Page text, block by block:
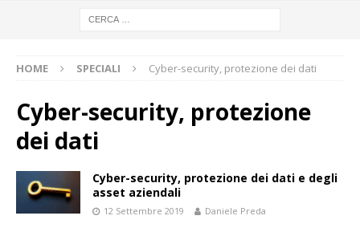
HOME SPECIALI Cyber-security, protezione dei dati
Cyber-security, protezione
dei dati
Cyber-security, protezione dei dati e degli
asset aziendali
12 Settembre 2019 Daniele Preda